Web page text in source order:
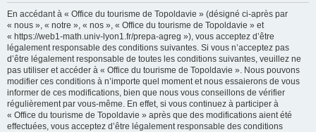
En accédant à « Office du tourisme de Topoldavie » (désigné ci-après par
« nous », « notre », « nos », « Office du tourisme de Topoldavie » et
« https://web1-math.univ-lyon1.fr/prepa-agreg »), vous acceptez d’être
légalement responsable des conditions suivantes. Si vous n’acceptez pas
d’être légalement responsable de toutes les conditions suivantes, veuillez ne
pas utiliser et accéder à « Office du tourisme de Topoldavie ». Nous pouvons
modifier ces conditions à n’importe quel moment et nous essaierons de vous
informer de ces modifications, bien que nous vous conseillons de vérifier
régulièrement par vous-même. En effet, si vous continuez à participer à
« Office du tourisme de Topoldavie » après que des modifications aient été
effectuées, vous acceptez d’être légalement responsable des conditions